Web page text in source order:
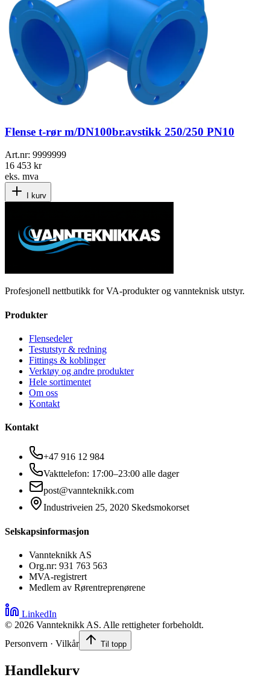
Flense t-rør m/DN100br.avstikk 250/250 PN10
Art.nr: 9999999
16 453 kr
eks. mva
I kurv
Profesjonell nettbutikk for VA-produkter og vannteknisk utstyr.
Produkter
Flensedeler
Testutstyr & redning
Fittings & koblinger
Verktøy og andre produkter
Hele sortimentet
Om oss
Kontakt
Kontakt
+47 916 12 984
Vakttelefon: 17:00–23:00 alle dager
post@vannteknikk.com
Industriveien 25, 2020 Skedsmokorset
Selskapsinformasjon
Vannteknikk AS
Org.nr: 931 763 563
MVA-registrert
Medlem av Rørentreprenørene
LinkedIn
© 2026 Vannteknikk AS. Alle rettigheter forbeholdt.
Personvern · Vilkår
Til topp
Handlekurv